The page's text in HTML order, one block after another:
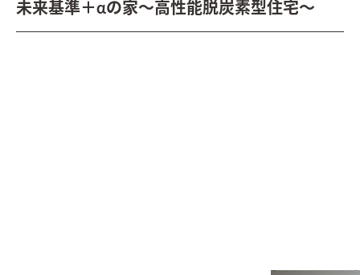
未来基準＋αの家～高性能脱炭素型住宅～